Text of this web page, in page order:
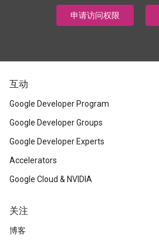
申请访问权限
互动
Google Developer Program
Google Developer Groups
Google Developer Experts
Accelerators
Google Cloud & NVIDIA
关注
博客